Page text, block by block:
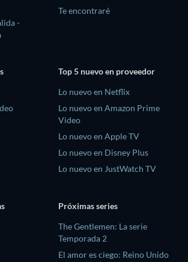
-
Te encontraré
Top 5 nuevo en proveedor
Lo nuevo en Netflix
Lo nuevo en Amazon Prime
Video
Lo nuevo en Apple TV
Lo nuevo en Disney Plus
Lo nuevo en JustWatch TV
Próximas series
The Gentlemen: La serie
Temporada 2
El amor es ciego: Reino Unido